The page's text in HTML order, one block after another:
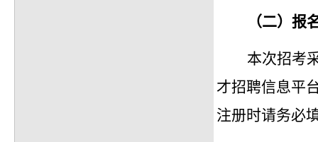
（二）报
本次招考
才招聘信息平
注册时请务必